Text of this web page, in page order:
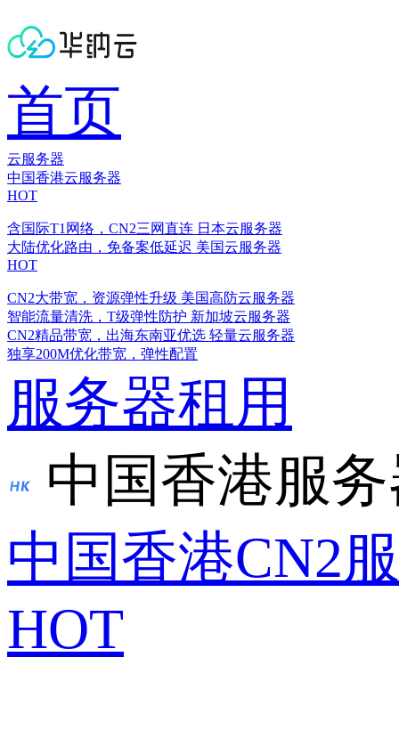
首页
云服务器
中国香港云服务器
HOT
含国际T1网络，CN2三网直连 日本云服务器
大陆优化路由，免备案低延迟 美国云服务器
HOT
CN2大带宽，资源弹性升级 美国高防云服务器
智能流量清洗，T级弹性防护 新加坡云服务器
CN2精品带宽，出海东南亚优选 轻量云服务器
独享200M优化带宽，弹性配置
服务器租用
中国香港服
中国香港CN2
HOT